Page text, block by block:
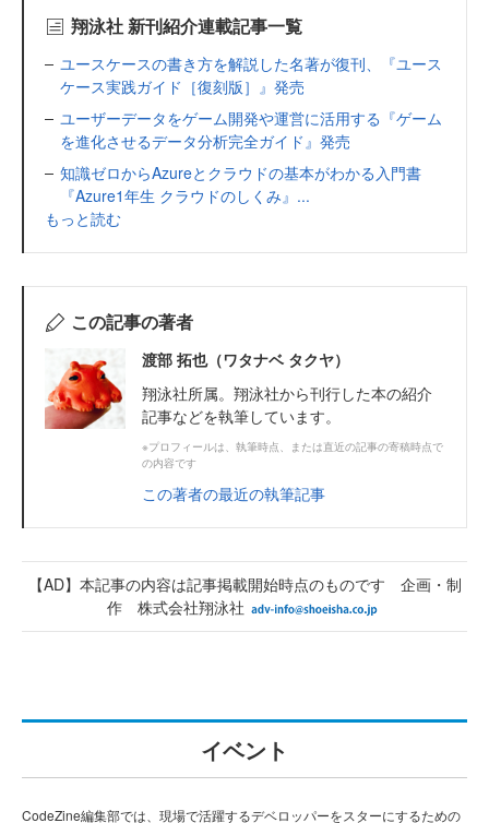
翔泳社 新刊紹介連載記事一覧
ユースケースの書き方を解説した名著が復刊、『ユース
ケース実践ガイド［復刻版］』発売
ユーザーデータをゲーム開発や運営に活用する『ゲーム
を進化させるデータ分析完全ガイド』発売
知識ゼロからAzureとクラウドの基本がわかる入門書
『Azure1年生 クラウドのしくみ』...
もっと読む
この記事の著者
渡部 拓也（ワタナベ タクヤ）
翔泳社所属。翔泳社から刊行した本の紹介
記事などを執筆しています。
※プロフィールは、執筆時点、または直近の記事の寄稿時点で
の内容です
この著者の最近の執筆記事
【AD】本記事の内容は記事掲載開始時点のものです 企画・制
作 株式会社翔泳社
イベント
CodeZine編集部では、現場で活躍するデベロッパーをスターにするための